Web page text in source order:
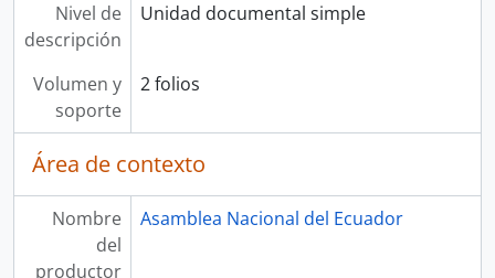
Nivel de
descripción
Unidad documental simple
Volumen y
soporte
2 folios
Área de contexto
Nombre
del
productor
Asamblea Nacional del Ecuador